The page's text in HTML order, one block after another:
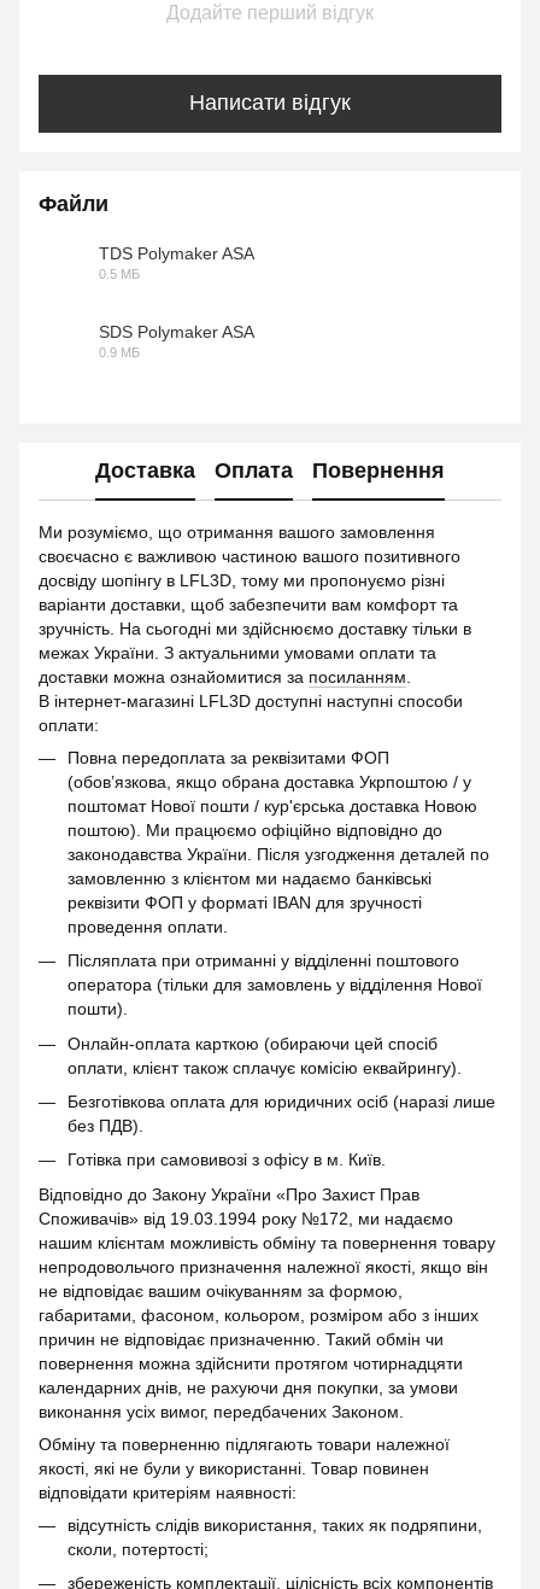
Додайте перший відгук
Написати відгук
Файли
TDS Polymaker ASA
0.5 МБ
SDS Polymaker ASA
0.9 МБ
Доставка Оплата Повернення
Ми розуміємо, що отримання вашого замовлення
своєчасно є важливою частиною вашого позитивного
досвіду шопінгу в LFL3D, тому ми пропонуємо різні
варіанти доставки, щоб забезпечити вам комфорт та
зручність. На сьогодні ми здійснюємо доставку тільки в
межах України. З актуальними умовами оплати та
доставки можна ознайомитися за посиланням
В інтернет-магазині LFL3D доступні наступні способи
оплати:
Повна передоплата за реквізитами ФОП
(обов’язкова, якщо обрана доставка Укрпоштою / у
поштомат Нової пошти / кур'єрська доставка Новою
поштою). Ми працюємо офіційно відповідно до
законодавства України. Після узгодження деталей по
замовленню з клієнтом ми надаємо банківські
реквізити ФОП у форматі IBAN для зручності
проведення оплати.
Післяплата при отриманні у відділенні поштового
оператора (тільки для замовлень у відділення Нової
пошти).
Онлайн-оплата карткою (обираючи цей спосіб
оплати, клієнт також сплачує комісію еквайрингу).
Безготівкова оплата для юридичних осіб (наразі лише
без ПДВ).
Готівка при самовивозі з офісу в м. Київ.
Відповідно до Закону України «Про Захист Прав
Споживачів» від 19.03.1994 року №172, ми надаємо
нашим клієнтам можливість обміну та повернення товару
непродовольчого призначення належної якості, якщо він
не відповідає вашим очікуванням за формою,
габаритами, фасоном, кольором, розміром або з інших
причин не відповідає призначенню. Такий обмін чи
повернення можна здійснити протягом чотирнадцяти
календарних днів, не рахуючи дня покупки, за умови
виконання усіх вимог, передбачених Законом.
Обміну та поверненню підлягають товари належної
якості, які не були у використанні. Товар повинен
відповідати критеріям наявності:
відсутність слідів використання, таких як подряпини,
сколи, потертості;
збереженість комплектації, цілісність всіх компонентів